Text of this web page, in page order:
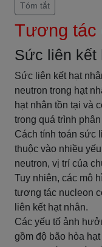
Tóm tắt
Tương tác
Sức liên kết
Sức liên kết hạt
neutron trong hạt
hạt nhân tồn tại và
trong quá trình
Cách tính toán sức
thuộc vào nhiều
neutron, vị trí của
Tuy nhiên, các mô
tương tác nucleon
liên kết hạt nhân.
Các yếu tố ảnh
gồm độ bão hòa